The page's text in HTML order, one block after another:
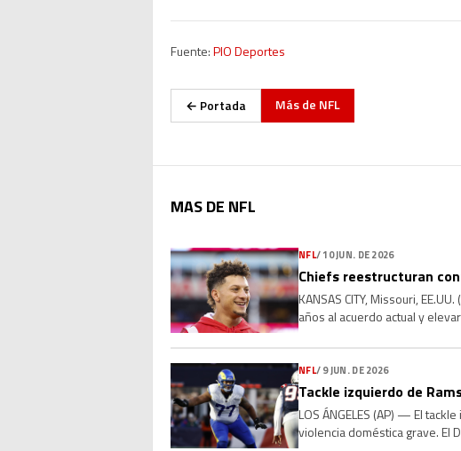
Fuente:PIO Deportes
← Portada Más de NFL
MAS DE NFL
NFL/10 JUN. DE 2026
Chiefs reestructuran
KANSAS CITY, Missouri,
años al acuerdo actual y
NFL/9 JUN. DE 2026
Tackle izquierdo de
LOS ÁNGELES (AP) — El
violencia doméstica grave. El